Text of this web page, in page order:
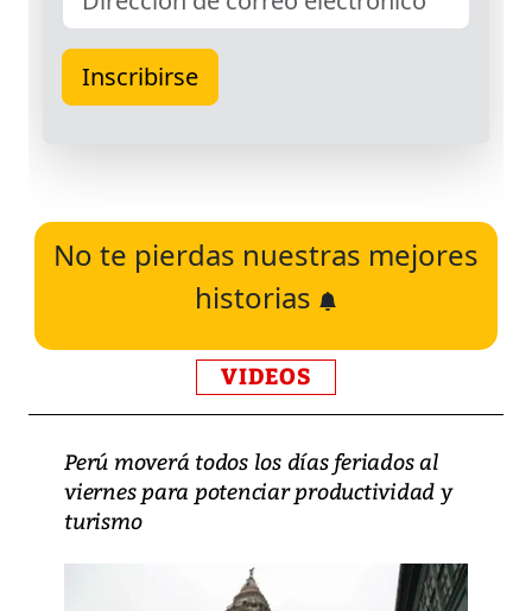
No te pierdas nuestras mejores
historias
VIDEOS
Perú moverá todos los días feriados al
viernes para potenciar productividad y
turismo